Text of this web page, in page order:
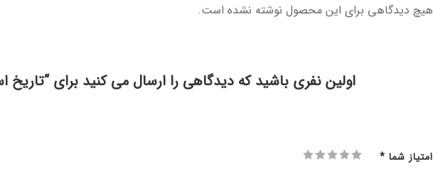
هیچ دیدگاهی برای این محصول نوشته نشده است.
اولین نفری باشید که دیدگاهی را ارسال می کنید برای “تاریخ
امتیاز شما *